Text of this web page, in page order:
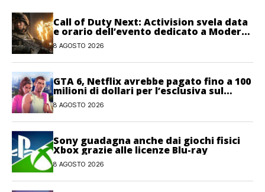
Call of Duty Next: Activision svela data
e orario dell’evento dedicato a Modern
Warfare 4
8 AGOSTO 2026
GTA 6, Netflix avrebbe pagato fino a 100
milioni di dollari per l’esclusiva sul
gioco
8 AGOSTO 2026
Sony guadagna anche dai giochi fisici
Xbox grazie alle licenze Blu-ray
8 AGOSTO 2026